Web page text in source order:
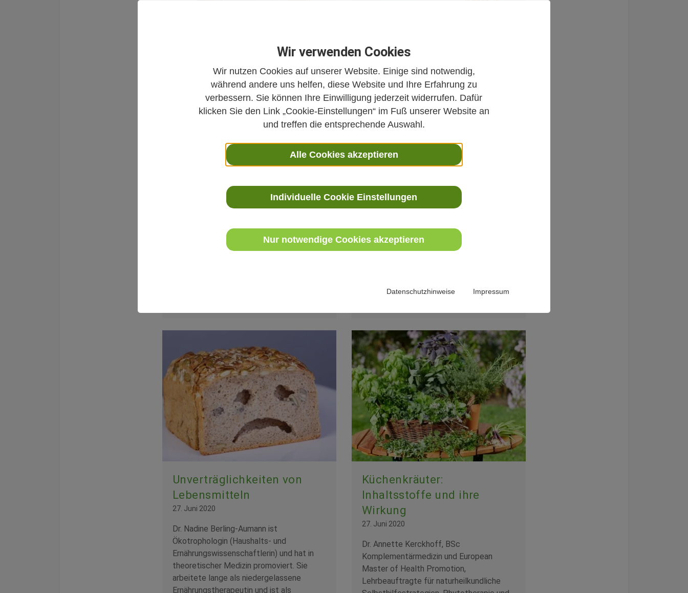
Wir verwenden Cookies
Wir nutzen Cookies auf unserer Website. Einige sind notwendig,
während andere uns helfen, diese Website und Ihre Erfahrung zu
verbessern. Sie können Ihre Einwilligung jederzeit widerrufen. Dafür
klicken Sie den Link „Cookie-Einstellungen“ im Fuß unserer Website an
und treffen die entsprechende Auswahl.
Alle Cookies akzeptieren
Individuelle Cookie Einstellungen
Nur notwendige Cookies akzeptieren
Datenschutzhinweise Impressum
Schmerzen & Schüßler-
27. Juni 2020
Dr. Michael Elies ist Facharzt für
Allgemeinmedizin, Naturheilverfahren,
Akupunktur und Homöopathie. Sein
Praxisschwerpunkt war die
Video-Sprechstunde geht er auf
verschiedene Fragen zu Schmerzen ein
sogenannten Schüßler-Salze.
Reizdarm versus gesunde
Verdauung
27. Juni 2020
Dr. Nadine Berling-Aumann ist
Ökotrophologin (Haushalts- und
Ernährungswissenschaftlerin) und hat in
theoretischer Medizin promoviert. Sie
Ernährungstherapeutin und ist als
Fachbuchautorin mit den Schwerpunkten
Video-Sprechstunde geht sie auf den
Unterschied zwischen einer gesunden
Verdauung und einem Reizdarm ein und
Unverträglichkeiten von
Lebensmitteln
27. Juni 2020
Dr. Nadine Berling-Aumann ist
Ökotrophologin (Haushalts- und
Ernährungswissenschaftlerin) und hat in
theoretischer Medizin promoviert. Sie
arbeitete lange als niedergelassene
Ernährungstherapeutin und ist als
Küchenkräuter:
Inhaltsstoffe und ihre
Wirkung
27. Juni 2020
Dr. Annette Kerckhoff, BSc
Komplementärmedizin und European
Master of Health Promotion,
Lehrbeauftragte für naturheilkundliche